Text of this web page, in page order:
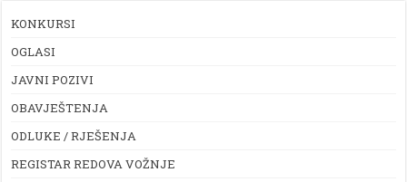
KONKURSI
OGLASI
JAVNI POZIVI
OBAVJEŠTENJA
ODLUKE / RJEŠENJA
REGISTAR REDOVA VOŽNJE